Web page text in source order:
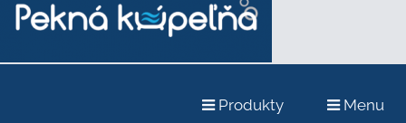
Produkty Menu